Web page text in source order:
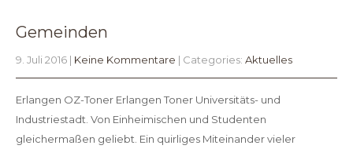
Gemeinden
9. Juli 2016 | Keine Kommentare | Categories: Aktuelles
Erlangen OZ-Toner Erlangen Toner Universitäts- und
Industriestadt. Von Einheimischen und Studenten
gleichermaßen geliebt. Ein quirliges Miteinander vieler